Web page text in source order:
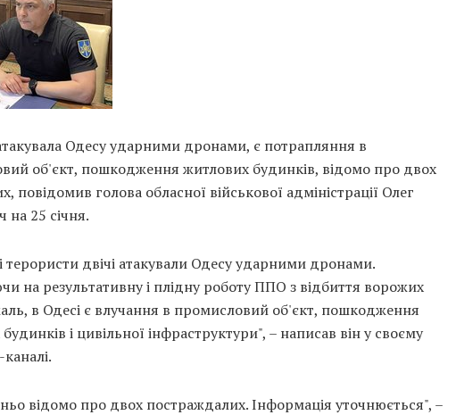
Одесу ударними дронами, є потрапляння в
об'єкт, пошкодження житлових будинків, відомо про двох
повідомив голова обласної військової адміністрації Олег
на 25 січня.
терористи двічі атакували Одесу ударними дронами.
на результативну і плідну роботу ППО з відбиття ворожих
в Одесі є влучання в промисловий об'єкт, пошкодження
і цивільної інфраструктури", – написав він у своєму
відомо про двох постраждалих. Інформація уточнюється", –